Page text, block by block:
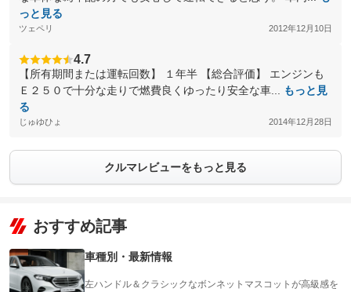
っと見る
ツェペリ 2012年12月10日
4.7
【所有期間または運転回数】 １年半 【総合評価】 エンジンも
Ｅ２５０で十分な走りで燃費良くゆったり安全な車...
もっと見
る
じゅゆひょ 2014年12月28日
クルマレビューをもっと見る
おすすめ記事
車種別・最新情報
左ハンドル＆クラシックなボンネットマスコットが高級感を